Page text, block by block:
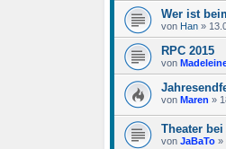
Wer ist
von Han »
RPC 2015
von
von Maren »
Theater
von JaBaTo »